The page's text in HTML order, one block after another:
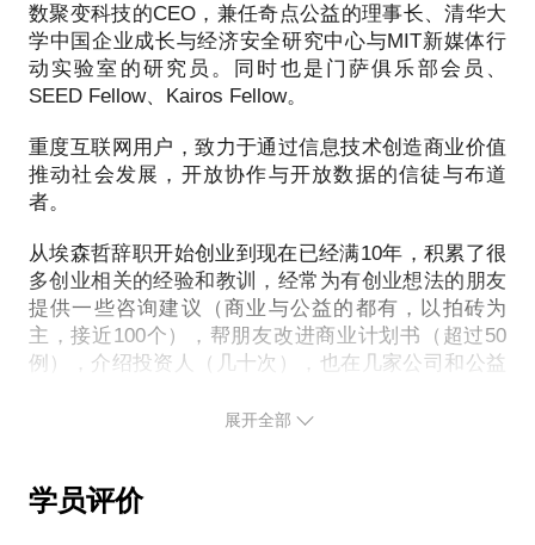
在创业者来说，思考这些问题找到解决方案也是创业
的必经之路。我将对回答进行点评与建议，并就学员
的思路进行讨论，一起找到更好的解决方案。
在对话结束前也会就对方在回答问题中的表现给出评
价与建议。我有很大可能性给出建议暂时不要考虑全
职创业做这个项目的建议，但如果创始人、项目与时
数据建设，提供咨询与数据应用服务。
我的经验可以在以下两个方面帮助到学员：
一、如果学员考虑公益创业，我可以帮助优化项目计
划书
项目计划书是创始人创业思考的结晶，我将结合自己
对其中的逻辑进行梳理，给出优化建议。并提供一些
参考案例供参考。若学员还没有计划书，则可以就学
员已有的创业想法与模式进行讨论。
二、如果学员考虑全职／兼职参与公益
对学员采用兼职的方式参与公益给出一些建议，或者
数聚变科技的CEO，兼任奇点公益的理事长、清华大
学中国企业成长与经济安全研究中心与MIT新媒体行
动实验室的研究员。同时也是门萨俱乐部会员、
SEED Fellow、Kairos Fellow。
重度互联网用户，致力于通过信息技术创造商业价值
推动社会发展，开放协作与开放数据的信徒与布道
者。
从埃森哲辞职开始创业到现在已经满10年，积累了很
多创业相关的经验和教训，经常为有创业想法的朋友
提供一些咨询建议（商业与公益的都有，以拍砖为
主，接近100个），帮朋友改进商业计划书（超过50
例），介绍投资人（几十次），也在几家公司和公益
经济金融与技术创新哲学、在中科院地理所学习公共
展开全部
学员评价